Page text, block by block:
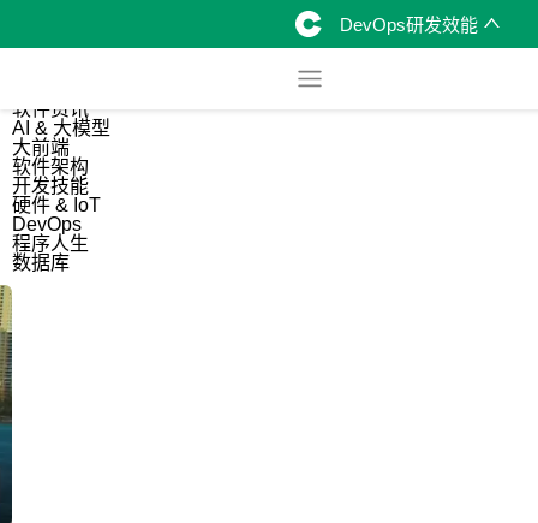
DevOps研发效能
软件资讯
AI & 大模型
大前端
软件架构
开发技能
硬件 & IoT
DevOps
程序人生
数据库